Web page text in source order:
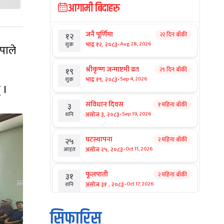
आगामी बिदाहरु
१२
शुक्र
जनै पूर्णिमा
भाद्र १२, २०८३-Aug 28, 2026
२२ दिन बाँकी
१९
शुक्र
श्रीकृष्ण जन्माष्टमी व्रत
भाद्र १९, २०८३-Sep 4, 2026
२९ दिन बाँकी
३
शनि
संविधान दिवस
असोज ३, २०८३-Sep 19, 2026
१ महिना बाँकी
२५
आइत
घटस्थापना
असोज २५, २०८३-Oct 11, 2026
२ महिना बाँकी
३१
शनि
फूलपाती
असोज ३१ , २०८३-Oct 17, 2026
२ महिना बाँकी
१
आइत
कार्तिक सङ्क्रान्ति
कार्तिक १, २०८३
सिफारिस